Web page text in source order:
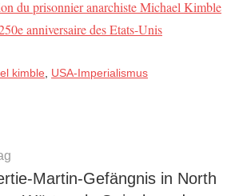
du prisonnier anarchiste Michael Kimble
anniversaire des Etats-Unis
kimble USA-Imperialismus
Martin-Gefängnis in North